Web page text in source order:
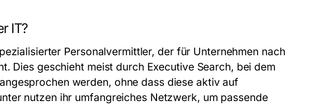
IT?
Personalvermittler, der für Unternehmen nach
Dies geschieht meist durch Executive Search, bei dem
werden, ohne dass diese aktiv auf
nutzen ihr umfangreiches Netzwerk, um passende